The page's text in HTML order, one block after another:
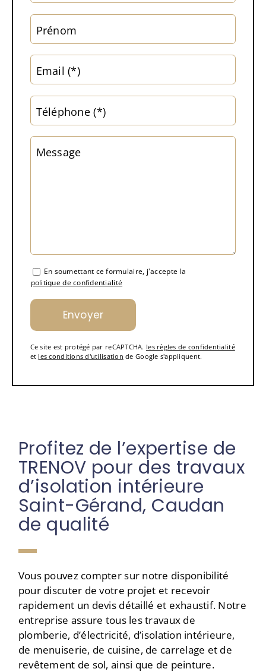
Prénom
Email (*)
Téléphone (*)
Message
En soumettant ce formulaire, j'accepte la
politique de confidentialité
Ce site est protégé par reCAPTCHA. les règles de confidentialité
et les conditions d'utilisation de Google s'appliquent.
Profitez de l’expertise de
TRENOV pour des travaux
d’isolation intérieure
Saint-Gérand, Caudan
de qualité
Vous pouvez compter sur notre disponibilité
pour discuter de votre projet et recevoir
rapidement un devis détaillé et exhaustif. Notre
entreprise assure tous les travaux de
plomberie, d’électricité, d’isolation intérieure,
de menuiserie, de cuisine, de carrelage et de
revêtement de sol, ainsi que de peinture.